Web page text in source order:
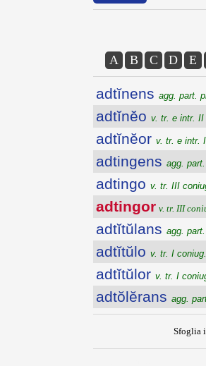
A B C D E
adtĭnens agg. part.
adtĭnĕo v. tr. e intr. II
adtĭnĕor v. tr. e intr.
adtingens agg.
adtingo v. tr. III
adtingor v. tr. III
adtĭtŭlans agg.
adtĭtŭlo v. tr. I coniug.
adtĭtŭlor v. tr. I
adtŏlĕrans agg.
Sfoglia